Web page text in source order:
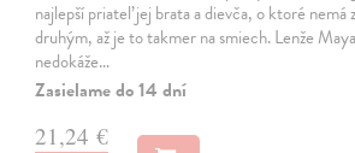
najlepší priateľ jej brata a dievča, o ktoré nemá
druhým, až je to takmer na smiech. Lenže
nedokáže…
Zasielame do 14 dní
21,24 €